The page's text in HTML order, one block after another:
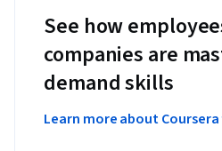
See how
companies are
demand skills
Learn more about Coursera